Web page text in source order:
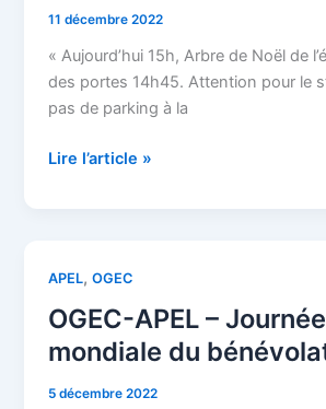
11 décembre 2022
« Aujourd’hui 15h, Arbre de Noël de
des portes 14h45. Attention pour le
pas de parking à la
de
Lire l’article »
APEL,OGEC
OGEC-APEL – Journée
mondiale du
5 décembre 2022
OGEC-
–
Journée